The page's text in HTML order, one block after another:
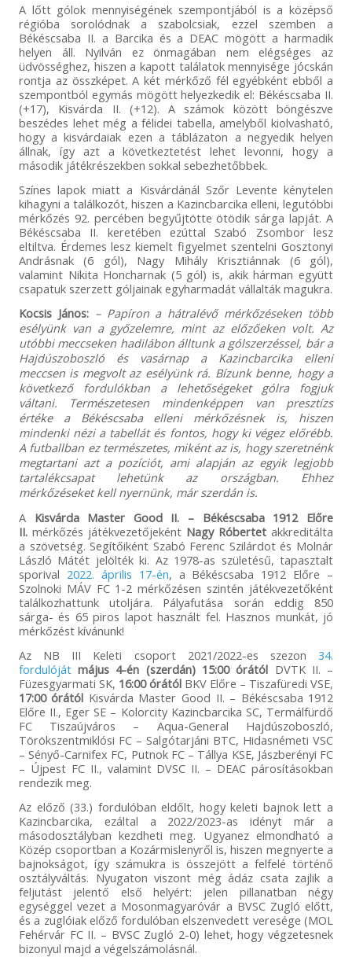
A lőtt gólok mennyiségének szempontjából is a középső
régióba sorolódnak a szabolcsiak, ezzel szemben a
Békéscsaba II. a Barcika és a DEAC mögött a harmadik
helyen áll. Nyilván ez önmagában nem elégséges az
üdvösséghez, hiszen a kapott találatok mennyisége jócskán
rontja az összképet. A két mérkőző fél egyébként ebből a
szempontból egymás mögött helyezkedik el: Békéscsaba II.
(+17), Kisvárda II. (+12). A számok között böngészve
beszédes lehet még a félidei tabella, amelyből kiolvasható,
hogy a kisvárdaiak ezen a táblázaton a negyedik helyen
állnak, így azt a következtetést lehet levonni, hogy a
második játékrészekben sokkal sebezhetőbbek.
Színes lapok miatt a Kisvárdánál Szőr Levente kénytelen
kihagyni a találkozót, hiszen a Kazincbarcika elleni, legutóbbi
mérkőzés 92. percében begyűjtötte ötödik sárga lapját. A
Békéscsaba II. keretében ezúttal Szabó Zsombor lesz
eltiltva. Érdemes lesz kiemelt figyelmet szentelni Gosztonyi
Andrásnak (6 gól), Nagy Mihály Krisztiánnak (6 gól),
valamint Nikita Honcharnak (5 gól) is, akik hárman együtt
csapatuk szerzett góljainak egyharmadát vállalták magukra.
Kocsis János: – Papíron a hátralévő mérkőzéseken több
esélyünk van a győzelemre, mint az előzőeken volt. Az
utóbbi meccseken hadilábon álltunk a gólszerzéssel, bár a
Hajdúszoboszló és vasárnap a Kazincbarcika elleni
meccsen is megvolt az esélyünk rá. Bízunk benne, hogy a
következő fordulókban a lehetőségeket gólra fogjuk
váltani. Természetesen mindenképpen van presztízs
értéke a Békéscsaba elleni mérkőzésnek is, hiszen
mindenki nézi a tabellát és fontos, hogy ki végez előrébb.
A futballban ez természetes, miként az is, hogy szeretnénk
megtartani azt a pozíciót, ami alapján az egyik legjobb
tartalékcsapat lehetünk az országban. Ehhez
mérkőzéseket kell nyernünk, már szerdán is.
A Kisvárda Master Good II. – Békéscsaba 1912 Előre
II. mérkőzés játékvezetőjeként Nagy Róbertet akkreditálta
a szövetség. Segítőiként Szabó Ferenc Szilárdot és Molnár
László Mátét jelölték ki. Az 1978-as születésű, tapasztalt
sporival 2022. április 17-én, a Békéscsaba 1912 Előre –
Szolnoki MÁV FC 1-2 mérkőzésen szintén játékvezetőként
találkozhattunk utoljára. Pályafutása során eddig 850
sárga- és 65 piros lapot használt fel. Hasznos munkát, jó
mérkőzést kívánunk!
Az NB III Keleti csoport 2021/2022-es szezon34.
fordulóját május 4-én (szerdán) 15:00 órától DVTK II. –
Füzesgyarmati SK, 16:00 órától BKV Előre – Tiszafüredi VSE,
17:00 órától Kisvárda Master Good II. – Békéscsaba 1912
Előre II., Eger SE – Kolorcity Kazincbarcika SC, Termálfürdő
FC Tiszaújváros – Aqua-General Hajdúszoboszló,
Törökszentmiklósi FC – Salgótarjáni BTC, Hidasnémeti VSC
– Sényő-Carnifex FC, Putnok FC – Tállya KSE, Jászberényi FC
– Újpest FC II., valamint DVSC II. – DEAC párosításokban
rendezik meg.
Az előző (33.) fordulóban eldőlt, hogy keleti bajnok lett a
Kazincbarcika, ezáltal a 2022/2023-as idényt már a
másodosztályban kezdheti meg. Ugyanez elmondható a
Közép csoportban a Kozármislenyről is, hiszen megnyerte a
bajnokságot, így számukra is összejött a felfelé történő
osztályváltás. Nyugaton viszont még ádáz csata zajlik a
feljutást jelentő első helyért: jelen pillanatban négy
egységgel vezet a Mosonmagyaróvár a BVSC Zugló előtt,
és a zuglóiak előző fordulóban elszenvedett veresége (MOL
Fehérvár FC II. – BVSC Zugló 2-0) lehet, hogy végzetesnek
bizonyul majd a végelszámolásnál.